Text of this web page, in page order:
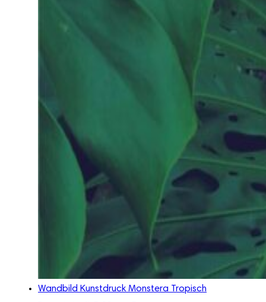
Wandbild Kunstdruck Monstera Tropisch